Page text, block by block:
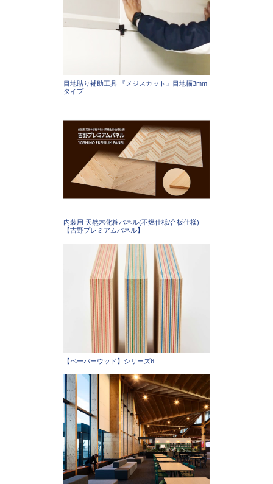
目地貼り補助工具 『メジスカット』目地幅3mm
タイプ
内装用 天然木化粧パネル(不燃仕様/合板仕様)
【吉野プレミアムパネル】
【ペーパーウッド】シリーズ6